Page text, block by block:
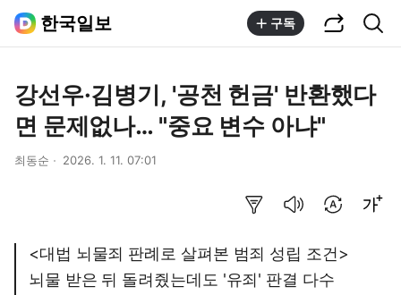
한국일보 구독
강선우·김병기, '공천 헌금' 반환했다
면 문제없나… "중요 변수 아냐"
최동순 2026. 1. 11. 07:01
<대법 뇌물죄 판례로 살펴본 범죄 성립 조건>
뇌물 받은 뒤 돌려줬는데도 '유죄' 판결 다수